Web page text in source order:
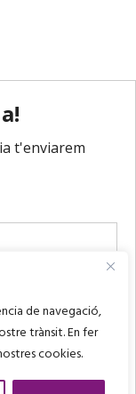
de navegació,
trànsit. En fer
cookies.